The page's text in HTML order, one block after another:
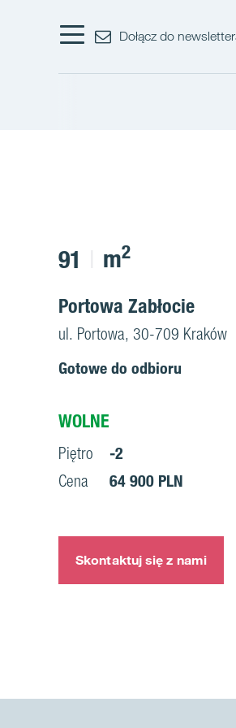
Dołącz do
91 m2
Portowa Zabłocie
ul. Portowa, 30-709 Kraków
Gotowe do odbioru
WOLNE
Piętro
-2
Cena
64 900 PLN
Skontaktuj się z nami